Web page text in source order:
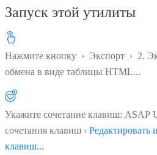
Запуск этой утилиты
Нажмите кнопку › Экспорт › 2.
обмена в виде таблицы HTML...
Укажите сочетание клавиш: ASAP
сочетания клавиш › Редактировать
клавиш...